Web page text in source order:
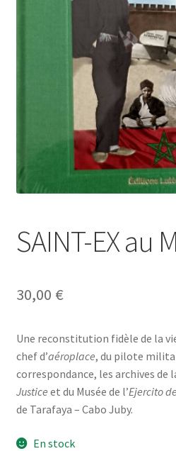
Politique de confidentialité
Validation de la commande
SAINT-EX au
30,00 €
Une reconstitution fidèle de la
chef d’aéroplace, du pilote
correspondance, les archives de
Justice et du Musée de l’Ejercito
de Tarafaya – Cabo Juby.
En stock